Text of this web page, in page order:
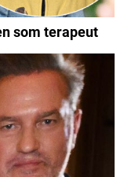
som terapeut